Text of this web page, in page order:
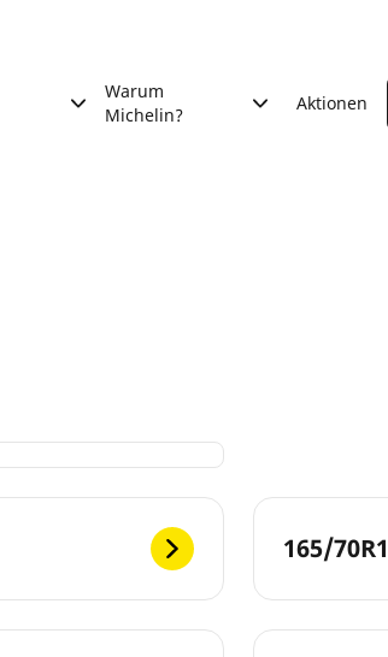
Warum
Michelin?
Aktionen
165/